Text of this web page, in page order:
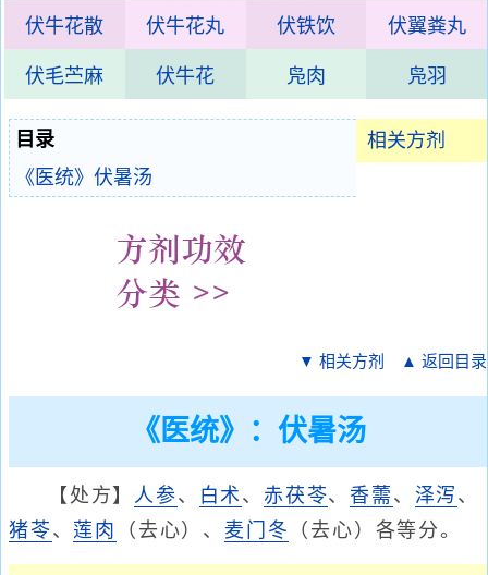
伏牛花散 伏牛花丸 伏铁饮 伏翼粪丸
伏毛苎麻 伏牛花 凫肉 凫羽
相关方剂
目录
《医统》伏暑汤
▼ 相关方剂 ▲ 返回目录
《医统》：伏暑汤
【处方】 人参、 白术 、 赤茯苓、 香薷 、 泽泻 、
猪苓、 莲肉 （去心）、 麦门冬 （去心）各等分。